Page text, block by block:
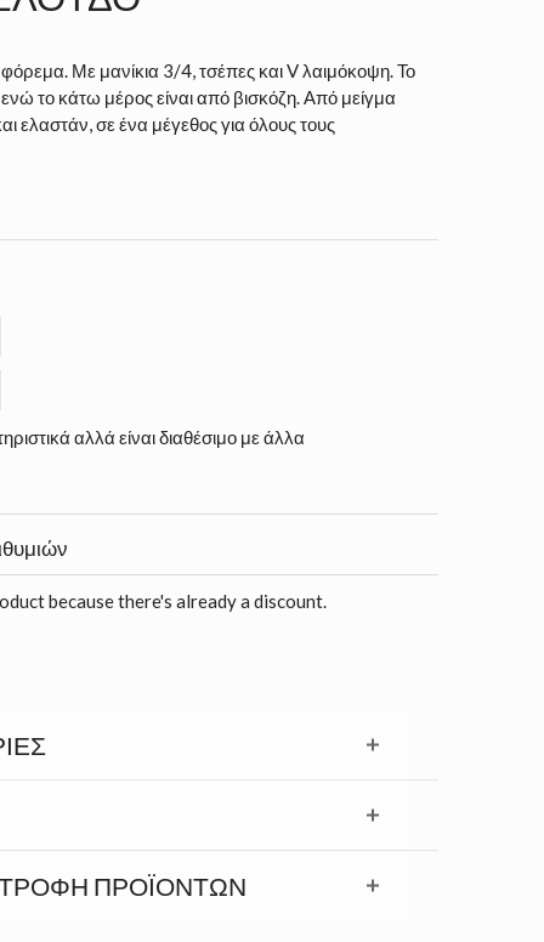
Με μανίκια 3/4, τσέπες και V λαιμόκοψη. Το
το κάτω μέρος είναι από βισκόζη. Από μείγμα
ελαστάν, σε ένα μέγεθος για όλους τους
αλλά είναι διαθέσιμο με άλλα
because there's already a discount.
ΠΡΟΪΟΝΤΩΝ